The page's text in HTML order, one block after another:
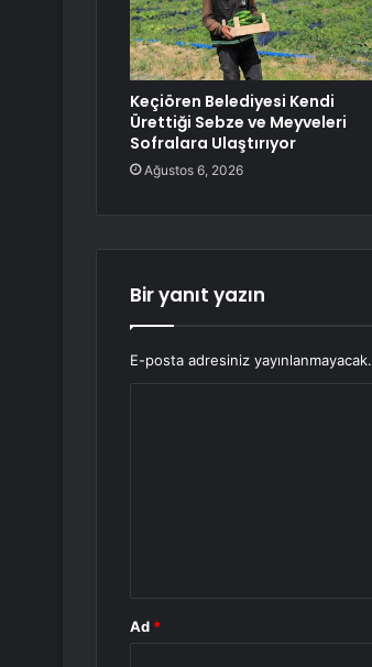
Keçiören Belediyesi Kendi
Ürettiği Sebze ve Meyveleri
Sofralara Ulaştırıyor
Ağustos 6, 2026
Bir yanıt yazın
E-posta adresiniz yayınlanmayacak.
Ad *